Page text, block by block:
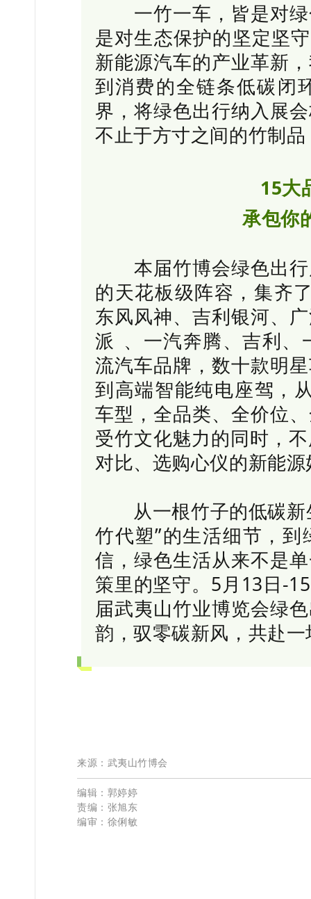
一竹一车，皆是对绿
是对生态保护的坚定坚
新能源汽车的产业革新
到消费的全链条低碳闭
界，将绿色出行纳入展
不止于方寸之间的竹制
15大
承包你
本届竹博会绿色出行
的天花板级阵容，集齐
东风风神、吉利银河、
派 、一汽奔腾、吉利
流汽车品牌，数十款明
到高端智能纯电座驾，
车型，全品类、全价位
受竹文化魅力的同时，
对比、选购心仪的新能
从一根竹子的低碳新
竹代塑”的生活细节，
信，绿色生活从来不是
策里的坚守。5月13日-
届武夷山竹业博览会绿
韵，驭零碳新风，共赴
来源：武夷山竹博会
编辑：郭婷婷
责编：张旭东
编审：徐俐敏